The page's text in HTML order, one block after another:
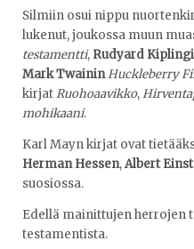
Silmiin osui nippu
lukenut, joukossa muun
testamentti, Rudyard
Mark TwaininHuckleberry
kirjatRuohoaavikko,
mohikaani.
Karl Mayn kirjat ovat
Herman Hessen,Albert
suosiossa.
Edellä mainittujen herrojen
testamentista.